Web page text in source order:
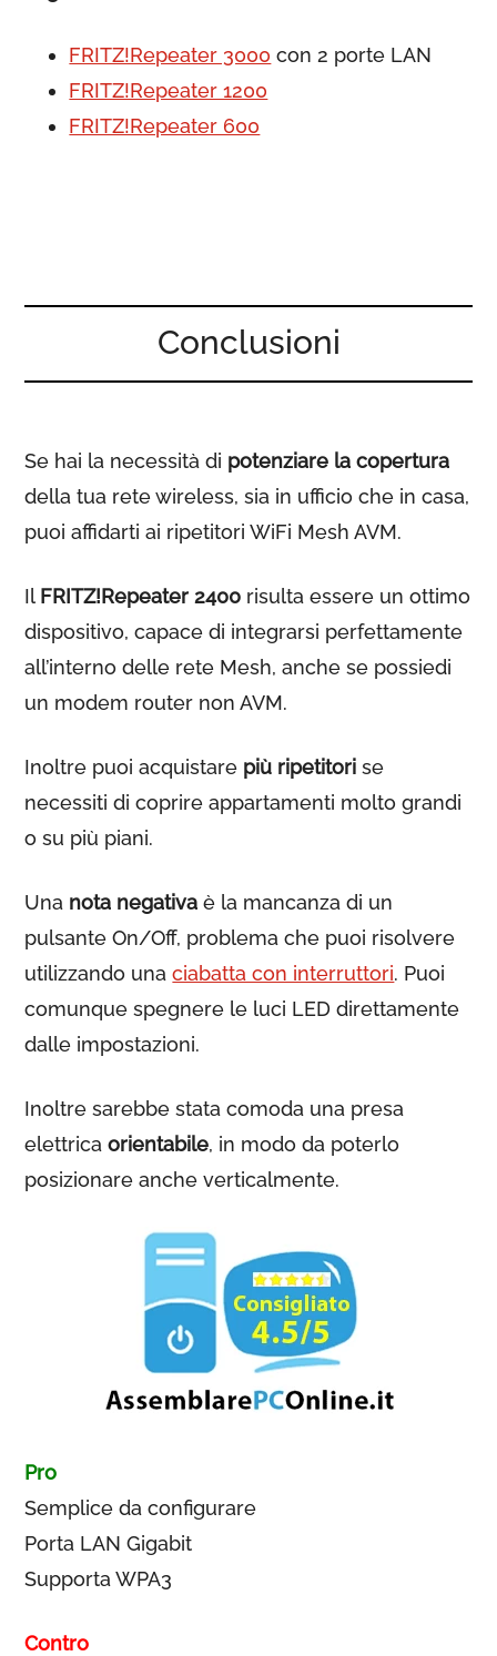
FRITZ!Repeater 3000 con 2 porte LAN
FRITZ!Repeater 1200
FRITZ!Repeater 600
Conclusioni
Se hai la necessità di potenziare la copertura
della tua rete wireless, sia in ufficio che in casa,
puoi affidarti ai ripetitori WiFi Mesh AVM.
Il FRITZ!Repeater 2400 risulta essere un ottimo
dispositivo, capace di integrarsi perfettamente
all’interno delle rete Mesh, anche se possiedi
un modem router non AVM.
Inoltre puoi acquistare più ripetitori se
necessiti di coprire appartamenti molto grandi
o su più piani.
Una nota negativa è la mancanza di un
pulsante On/Off, problema che puoi risolvere
utilizzando unaciabatta con interruttori. Puoi
comunque spegnere le luci LED direttamente
dalle impostazioni.
Inoltre sarebbe stata comoda una presa
elettricaorientabile, in modo da poterlo
posizionare anche verticalmente.
Pro
Semplice da configurare
Porta LAN Gigabit
Supporta WPA3
Contro